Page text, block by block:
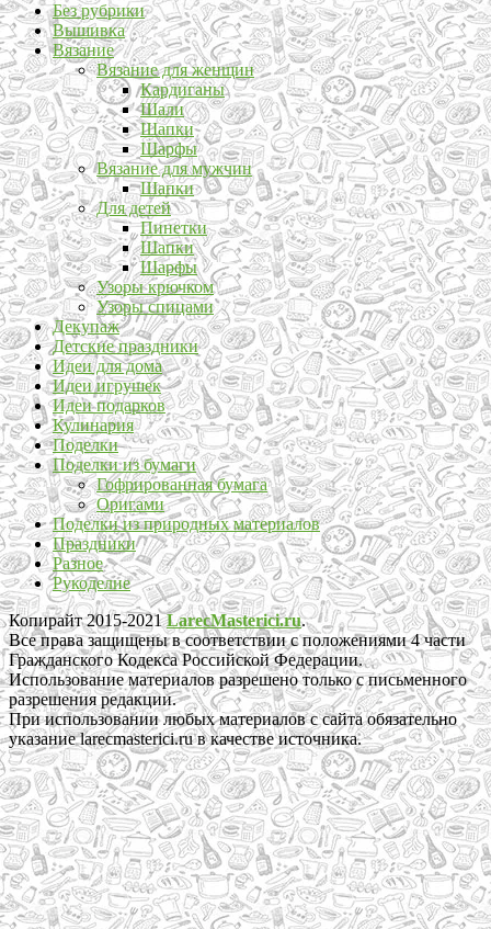
Без рубрики
Вышивка
Вязание
Вязание для женщин
Кардиганы
Шали
Шапки
Шарфы
Вязание для мужчин
Шапки
Для детей
Пинетки
Шапки
Шарфы
Узоры крючком
Узоры спицами
Декупаж
Детские праздники
Идеи для дома
Идеи игрушек
Идеи подарков
Кулинария
Поделки
Поделки из бумаги
Гофрированная бумага
Оригами
Поделки из природных материалов
Праздники
Разное
Рукоделие
Копирайт 2015-2021LarecMasterici.ru.
Все права защищены в соответствии с положениями 4 части
Гражданского Кодекса Российской Федерации.
Использование материалов разрешено только с письменного
разрешения редакции.
При использовании любых материалов с сайта обязательно
указание larecmasterici.ru в качестве источника.